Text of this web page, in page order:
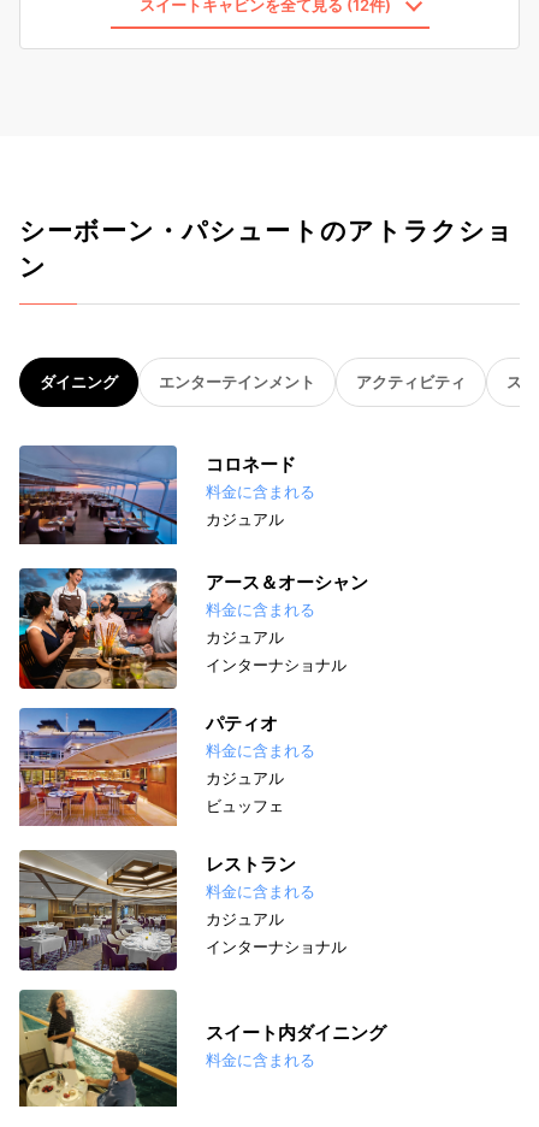
スイートキャビンを全て見る (12件)
シーボーン・パシュートのアトラクショ
ン
ダイニング エンターテインメント アクティビティ ス
コロネード
料金に含まれる
カジュアル
アース＆オーシャン
料金に含まれる
カジュアル
インターナショナル
パティオ
料金に含まれる
カジュアル
ビュッフェ
レストラン
料金に含まれる
カジュアル
インターナショナル
スイート内ダイニング
料金に含まれる